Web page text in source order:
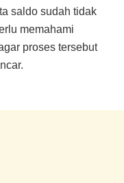
saldo sudah tidak
memahami
proses tersebut